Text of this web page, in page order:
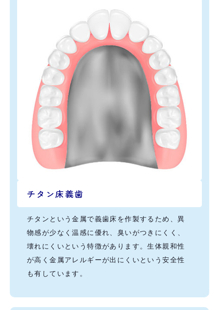
チタン床義歯
チタンという金属で義歯床を作製するため、異
物感が少なく温感に優れ、臭いがつきにくく、
壊れにくいという特徴があります。生体親和性
が高く金属アレルギーが出にくいという安全性
も有しています。